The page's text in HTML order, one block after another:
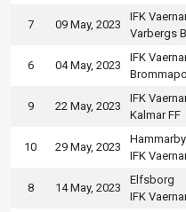
7 09 May, 2023
IFK
Varbergs
6 04 May, 2023
IFK
9 22 May, 2023
IFK
Kalmar FF
10 29 May, 2023
Hammarby
IFK
8 14 May, 2023
Elfsborg
IFK